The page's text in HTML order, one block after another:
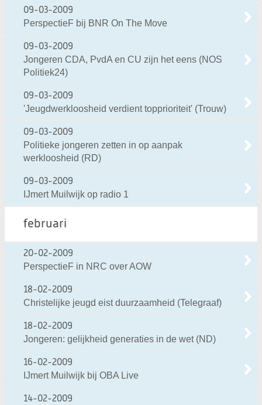
09-03-2009
PerspectieF bij BNR On The Move
09-03-2009
Jongeren CDA, PvdA en CU zijn het eens (NOS
Politiek24)
09-03-2009
'Jeugdwerkloosheid verdient topprioriteit' (Trouw)
09-03-2009
Politieke jongeren zetten in op aanpak
werkloosheid (RD)
09-03-2009
IJmert Muilwijk op radio 1
februari
20-02-2009
PerspectieF in NRC over AOW
18-02-2009
Christelijke jeugd eist duurzaamheid (Telegraaf)
18-02-2009
Jongeren: gelijkheid generaties in de wet (ND)
16-02-2009
IJmert Muilwijk bij OBA Live
14-02-2009